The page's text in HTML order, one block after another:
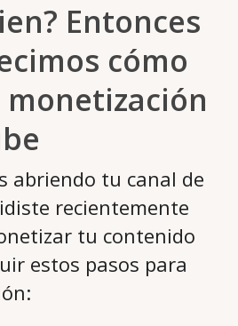
Entonces
cómo
abriendo tu canal de
recientemente
tu contenido
estos pasos para